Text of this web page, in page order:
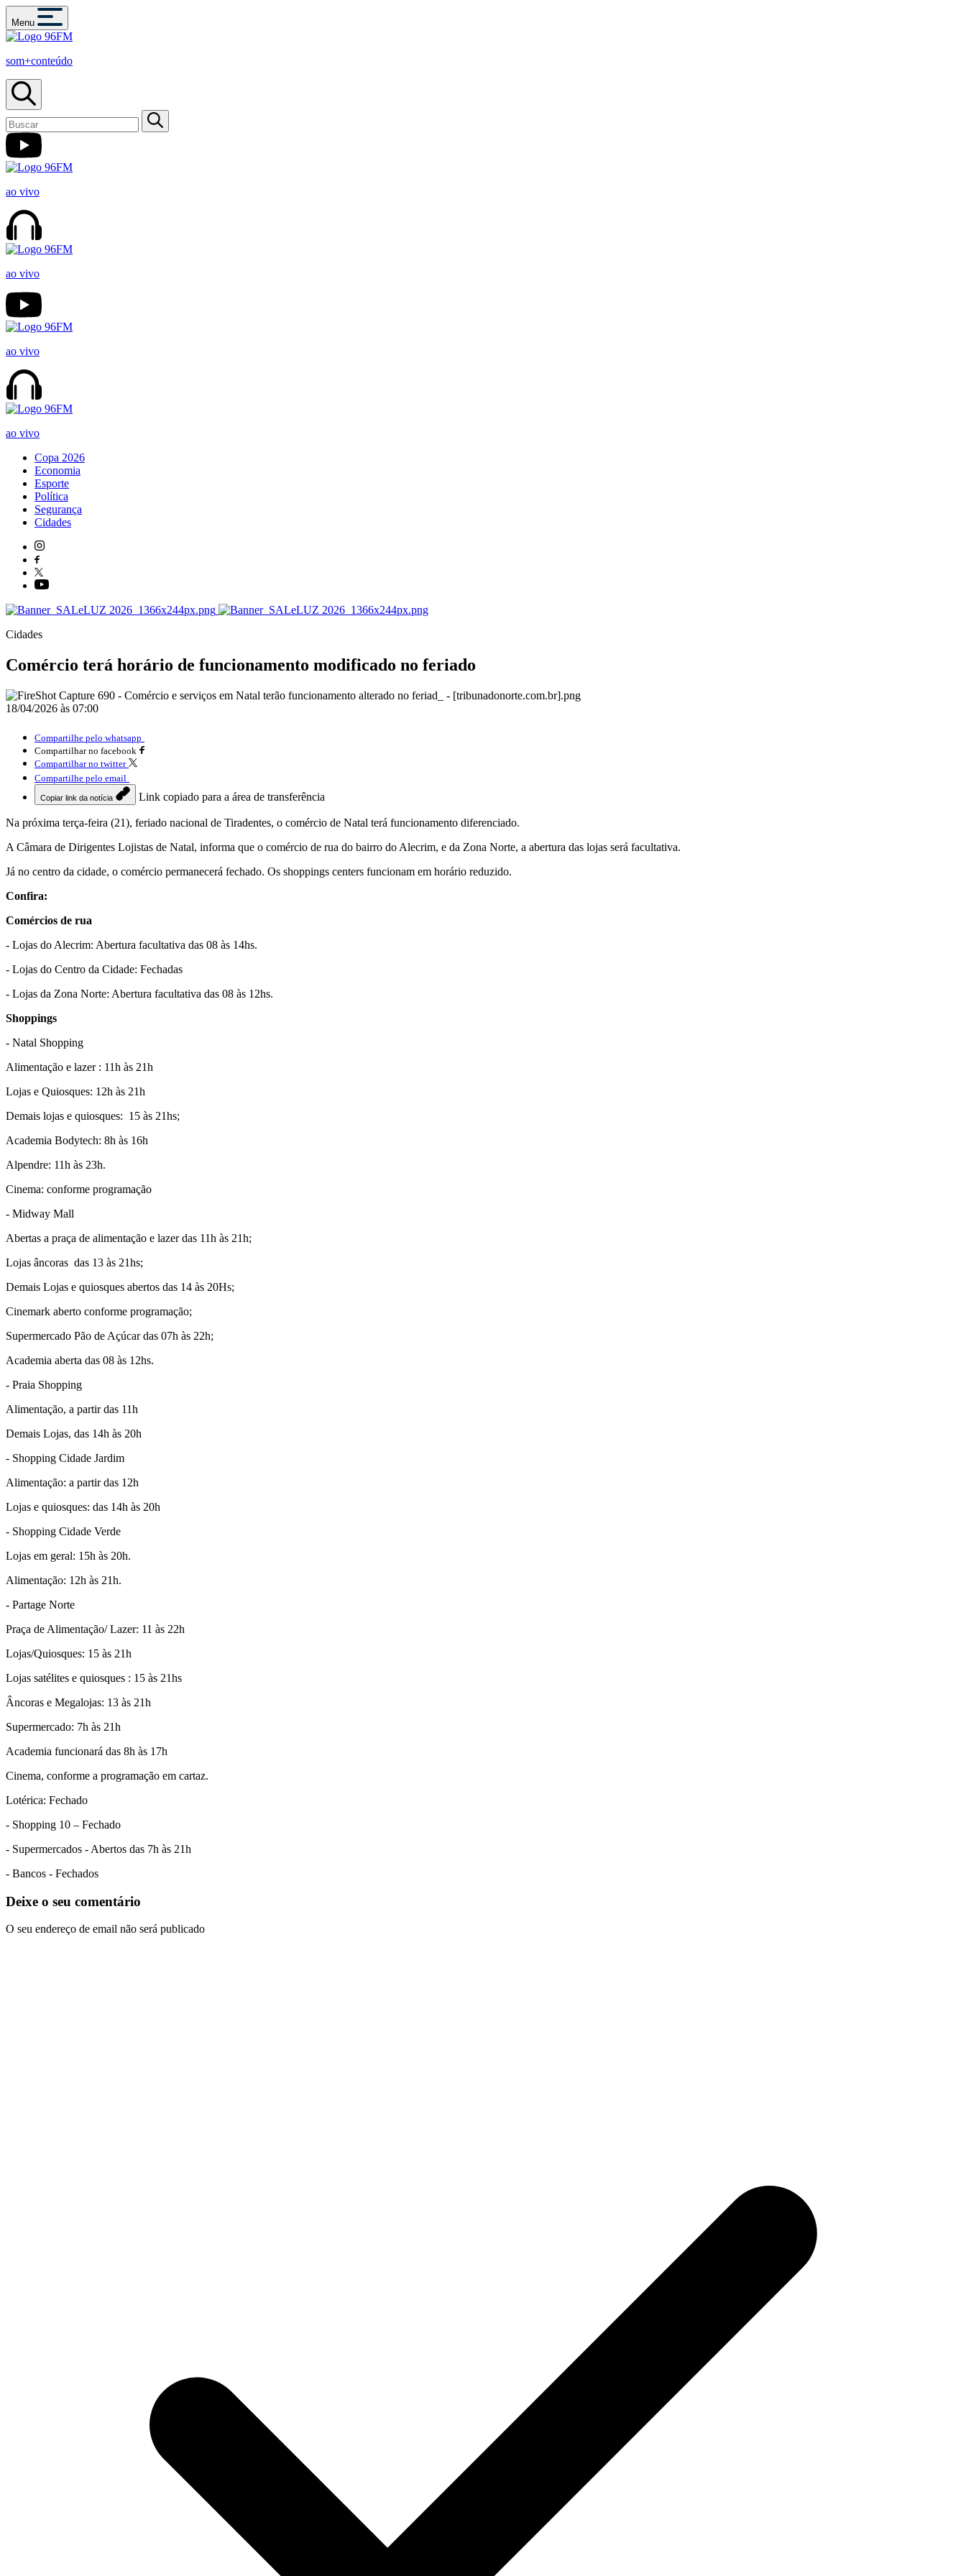
Menu
som+conteúdo
ao vivo
ao vivo
ao vivo
ao vivo
Copa 2026
Economia
Esporte
Política
Segurança
Cidades
Cidades
Comércio terá horário de funcionamento modificado no feriado
18/04/2026 às 07:00
Compartilhe pelo whatsapp
Compartilhar no facebook
Compartilhar no twitter
Compartilhe pelo email
Copiar link da notícia Link copiado para a área de transferência
Na próxima terça-feira (21), feriado nacional de Tiradentes, o comércio de Natal terá funcionamento diferenciado.
A Câmara de Dirigentes Lojistas de Natal, informa que o comércio de rua do bairro do Alecrim, e da Zona Norte, a abertura das lojas será facultativa.
Já no centro da cidade, o comércio permanecerá fechado. Os shoppings centers funcionam em horário reduzido.
Confira:
Comércios de rua
- Lojas do Alecrim: Abertura facultativa das 08 às 14hs.
- Lojas do Centro da Cidade: Fechadas
- Lojas da Zona Norte: Abertura facultativa das 08 às 12hs.
Shoppings
- Natal Shopping
Alimentação e lazer : 11h às 21h
Lojas e Quiosques: 12h às 21h
Demais lojas e quiosques: 15 às 21hs;
Academia Bodytech: 8h às 16h
Alpendre: 11h às 23h.
Cinema: conforme programação
- Midway Mall
Abertas a praça de alimentação e lazer das 11h às 21h;
Lojas âncoras das 13 às 21hs;
Demais Lojas e quiosques abertos das 14 às 20Hs;
Cinemark aberto conforme programação;
Supermercado Pão de Açúcar das 07h às 22h;
Academia aberta das 08 às 12hs.
- Praia Shopping
Alimentação, a partir das 11h
Demais Lojas, das 14h às 20h
- Shopping Cidade Jardim
Alimentação: a partir das 12h
Lojas e quiosques: das 14h às 20h
- Shopping Cidade Verde
Lojas em geral: 15h às 20h.
Alimentação: 12h às 21h.
- Partage Norte
Praça de Alimentação/ Lazer: 11 às 22h
Lojas/Quiosques: 15 às 21h
Lojas satélites e quiosques : 15 às 21hs
Âncoras e Megalojas: 13 às 21h
Supermercado: 7h às 21h
Academia funcionará das 8h às 17h
Cinema, conforme a programação em cartaz.
Lotérica: Fechado
- Shopping 10 – Fechado
- Supermercados - Abertos das 7h às 21h
- Bancos - Fechados
Deixe o seu comentário
O seu endereço de email não será publicado